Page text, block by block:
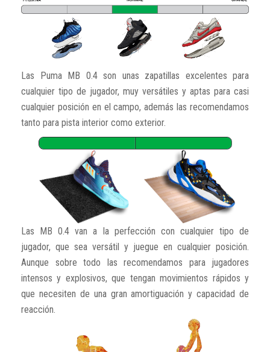
Las Puma MB 0.4 son unas zapatillas excelentes para
cualquier tipo de jugador, muy versátiles y aptas para casi
cualquier posición en el campo, además las recomendamos
tanto para pista interior como exterior.
Las MB 0.4 van a la perfección con cualquier tipo de
jugador, que sea versátil y juegue en cualquier posición.
Aunque sobre todo las recomendamos para jugadores
intensos y explosivos, que tengan movimientos rápidos y
que necesiten de una gran amortiguación y capacidad de
reacción.